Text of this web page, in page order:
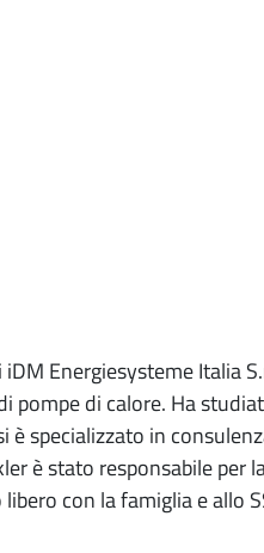
Energiesysteme Italia
di calore. Ha
specializzato in
è stato responsabile per
con la famiglia e allo